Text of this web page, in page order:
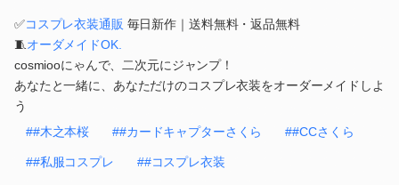
✅コスプレ衣装通販 毎日新作｜送料無料・返品無料
🧵オーダメイドOK.
cosmiooにゃんで、二次元にジャンプ！
あなたと一緒に、あなただけのコスプレ衣装をオーダーメイドしよ
う
##木之本桜
##カードキャプターさくら ##CCさくら
##私服コスプレ ##コスプレ衣装